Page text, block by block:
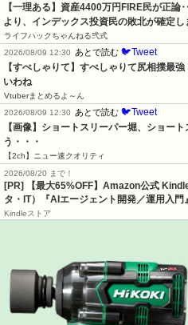
【一理ある】資産4400万円FIRE民が正
より、インデックス投資民の敗北が確定し
ライフハックちゃんねる弐式
2026/08/09 12:30
あとで読む 🐦Tweet
【すぺしゃりて】すぺしゃりて尻相撲最
いわね
Vtuberまとめるよ～ん
2026/08/09 12:30
あとで読む 🐦Tweet
【画像】ショートスリーパー堀、ショー
う・・・
【2ch】ニュー速クオリティ
2026/08/20 まで！
[PR]
【最大65%OFF】Amazon公式
タ・IT）『AIエージェント開発／運用入門
Kindleストア